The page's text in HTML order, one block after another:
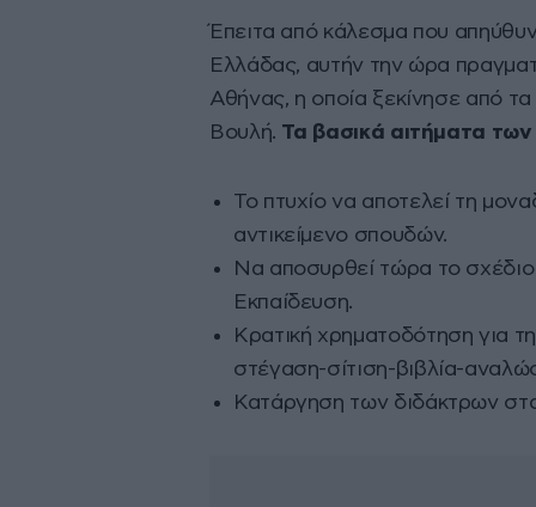
Έπειτα από κάλεσμα που
Ελλάδας, αυτήν την ώρα
Αθήνας, η οποία ξεκίνησε από
Βουλή. Τα βασικά αιτήματα
Το πτυχίο να αποτελεί τη
αντικείμενο σπουδών.
Να αποσυρθεί τώρα το
Εκπαίδευση.
Κρατική χρηματοδότηση για
στέγαση-σίτιση-βιβλία-
Κατάργηση των διδάκτρων